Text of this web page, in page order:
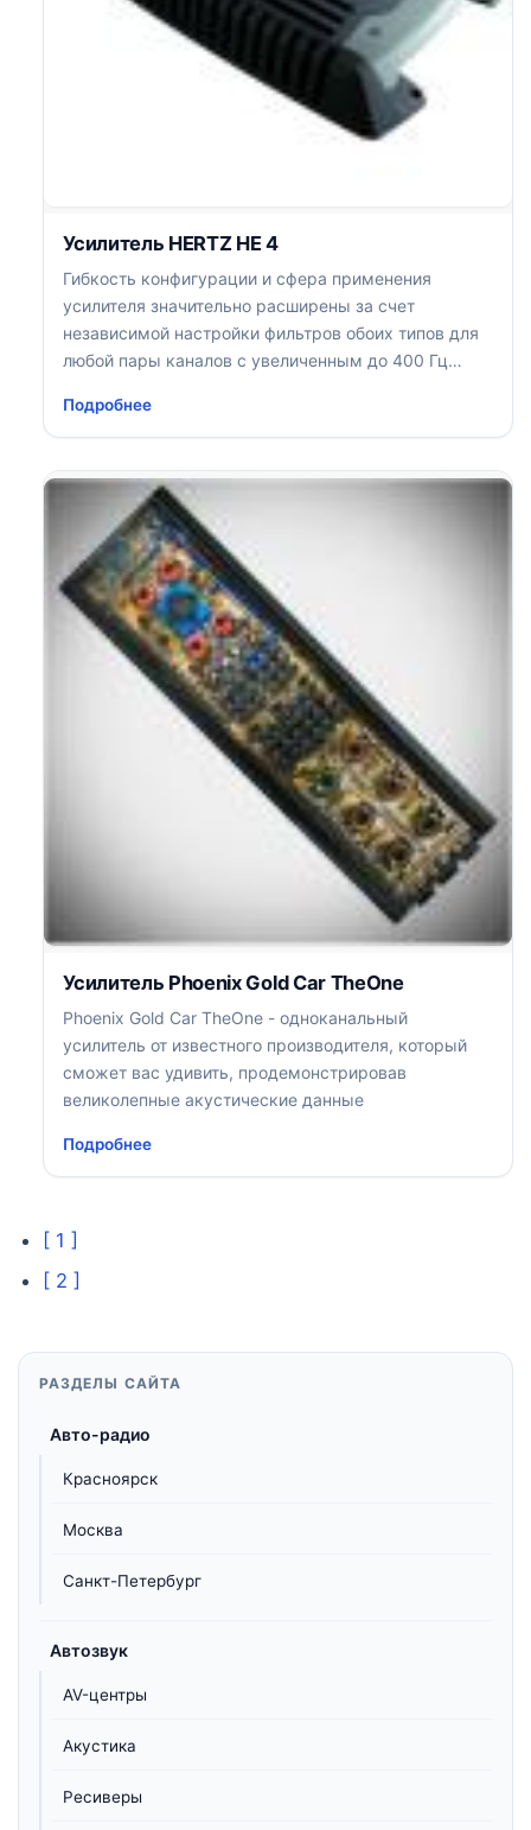
Усилитель HERTZ HE 4
Гибкость конфигурации и сфера применения
усилителя значительно расширены за счет
независимой настройки фильтров обоих типов для
любой пары каналов с увеличенным до 400 Гц
Подробнее
Усилитель Phoenix Gold Car TheOne
Phoenix Gold Car TheOne - одноканальный
усилитель от известного производителя, который
сможет вас удивить, продемонстрировав
великолепные акустические данные
Подробнее
[ 1 ]
[ 2 ]
РАЗДЕЛЫ САЙТА
Авто-радио
Красноярск
Москва
Санкт-Петербург
Автозвук
AV-центры
Акустика
Ресиверы